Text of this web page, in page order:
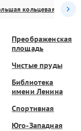
кольцевая
Преображенская
площадь
Чистые пруды
Библиотека
имени Ленина
Спортивная
Юго-Западная